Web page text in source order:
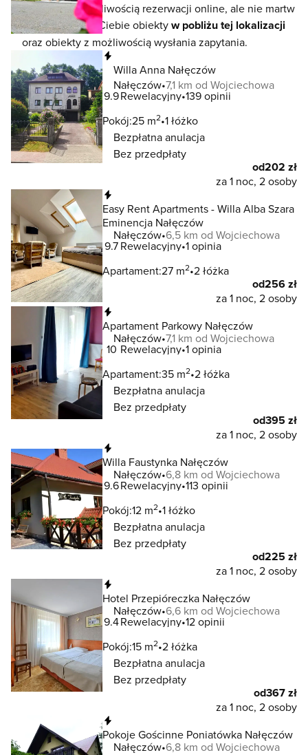
noclegów z możliwością rezerwacji online, ale nie martw
się - czekają na Ciebie obiektyw pobliżu tej lokalizacji
oraz obiekty z możliwością wysłania zapytania.
Willa Anna Nałęczów
Nałęczów 7,1 km od Wojciechowa
9.9Rewelacyjny 139 opinii
Pokój:25 m2 1 łóżko
Bezpłatna anulacja
Bez przedpłaty
od202 zł
za 1 noc, 2 osoby
Easy Rent Apartments - Willa Alba Szara
Eminencja Nałęczów
Nałęczów 6,5 km od Wojciechowa
9.7Rewelacyjny 1 opinia
Apartament:27 m2 2 łóżka
od256 zł
za 1 noc, 2 osoby
Apartament Parkowy Nałęczów
Nałęczów 7,1 km od Wojciechowa
10 Rewelacyjny 1 opinia
Apartament:35 m2 2 łóżka
Bezpłatna anulacja
Bez przedpłaty
od395 zł
za 1 noc, 2 osoby
Willa Faustynka Nałęczów
Nałęczów 6,8 km od Wojciechowa
9.6Rewelacyjny 113 opinii
Pokój:12 m2 1 łóżko
Bezpłatna anulacja
Bez przedpłaty
od225 zł
za 1 noc, 2 osoby
Hotel Przepióreczka Nałęczów
Nałęczów 6,6 km od Wojciechowa
9.4Rewelacyjny 12 opinii
Pokój:15 m2 2 łóżka
Bezpłatna anulacja
Bez przedpłaty
od367 zł
za 1 noc, 2 osoby
Pokoje Gościnne Poniatówka Nałęczów
Nałęczów 6,8 km od Wojciechowa